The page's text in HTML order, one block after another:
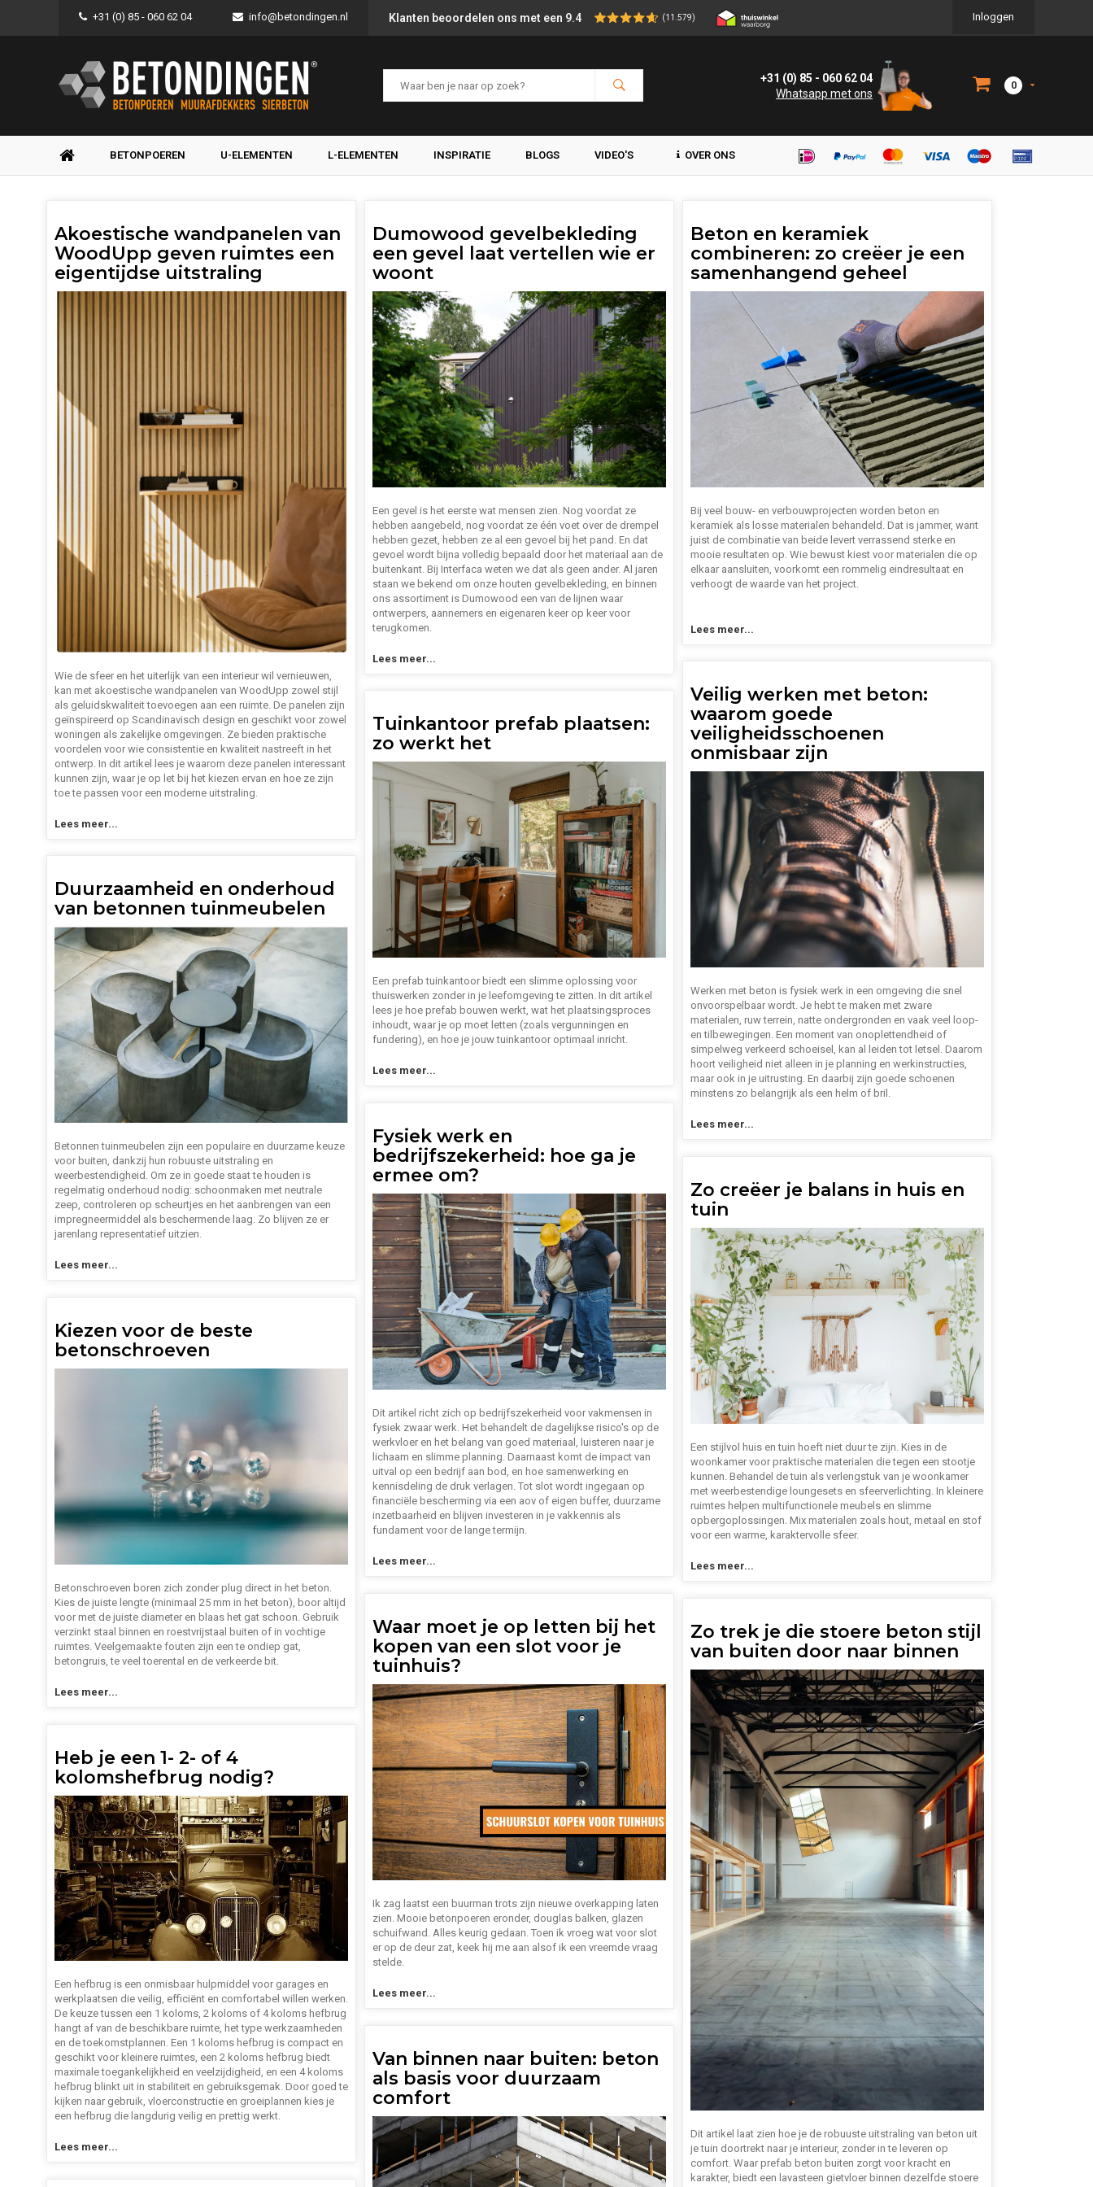
+31 (0) 85 - 060 62 04 info@betondingen.nl Klanten beoordelen ons met een 9.4 (11.579) Inloggen
+31 (0) 85 - 060 62 04
Whatsapp met ons
0
BETONPOEREN U-ELEMENTEN L-ELEMENTEN INSPIRATIE BLOGS VIDEO'S OVER ONS
Akoestische wandpanelen van
WoodUpp geven ruimtes een
eigentijdse uitstraling
Wie de sfeer en het uiterlijk van een interieur wil vernieuwen,
kan met akoestische wandpanelen van WoodUpp zowel stijl
als geluidskwaliteit toevoegen aan een ruimte. De panelen zijn
geïnspireerd op Scandinavisch design en geschikt voor zowel
woningen als zakelijke omgevingen. Ze bieden praktische
voordelen voor wie consistentie en kwaliteit nastreeft in het
ontwerp. In dit artikel lees je waarom deze panelen interessant
kunnen zijn, waar je op let bij het kiezen ervan en hoe ze zijn
toe te passen voor een moderne uitstraling.
Lees meer...
Dumowood gevelbekleding
een gevel laat vertellen wie er
woont
Een gevel is het eerste wat mensen zien. Nog voordat ze
hebben aangebeld, nog voordat ze één voet over de drempel
hebben gezet, hebben ze al een gevoel bij het pand. En dat
gevoel wordt bijna volledig bepaald door het materiaal aan de
buitenkant. Bij Interfaca weten we dat als geen ander. Al jaren
staan we bekend om onze houten gevelbekleding, en binnen
ons assortiment is Dumowood een van de lijnen waar
ontwerpers, aannemers en eigenaren keer op keer voor
terugkomen.
Lees meer...
Beton en keramiek
combineren: zo creëer je een
samenhangend geheel
Bij veel bouw- en verbouwprojecten worden beton en
keramiek als losse materialen behandeld. Dat is jammer, want
juist de combinatie van beide levert verrassend sterke en
mooie resultaten op. Wie bewust kiest voor materialen die op
elkaar aansluiten, voorkomt een rommelig eindresultaat en
verhoogt de waarde van het project.
Lees meer...
Veilig werken met beton:
waarom goede
veiligheidsschoenen
onmisbaar zijn
Werken met beton is fysiek werk in een omgeving die snel
onvoorspelbaar wordt. Je hebt te maken met zware
materialen, ruw terrein, natte ondergronden en vaak veel loop-
en tilbewegingen. Een moment van onoplettendheid of
simpelweg verkeerd schoeisel, kan al leiden tot letsel. Daarom
hoort veiligheid niet alleen in je planning en werkinstructies,
maar ook in je uitrusting. En daarbij zijn goede schoenen
minstens zo belangrijk als een helm of bril.
Lees meer...
Tuinkantoor prefab plaatsen:
zo werkt het
Een prefab tuinkantoor biedt een slimme oplossing voor
thuiswerken zonder in je leefomgeving te zitten. In dit artikel
lees je hoe prefab bouwen werkt, wat het plaatsingsproces
inhoudt, waar je op moet letten (zoals vergunningen en
fundering), en hoe je jouw tuinkantoor optimaal inricht.
Lees meer...
Duurzaamheid en onderhoud
van betonnen tuinmeubelen
Betonnen tuinmeubelen zijn een populaire en duurzame keuze
voor buiten, dankzij hun robuuste uitstraling en
weerbestendigheid. Om ze in goede staat te houden is
regelmatig onderhoud nodig: schoonmaken met neutrale
zeep, controleren op scheurtjes en het aanbrengen van een
impregneermiddel als beschermende laag. Zo blijven ze er
jarenlang representatief uitzien.
Lees meer...
Fysiek werk en
bedrijfszekerheid: hoe ga je
ermee om?
Dit artikel richt zich op bedrijfszekerheid voor vakmensen in
fysiek zwaar werk. Het behandelt de dagelijkse risico's op de
werkvloer en het belang van goed materiaal, luisteren naar je
lichaam en slimme planning. Daarnaast komt de impact van
uitval op een bedrijf aan bod, en hoe samenwerking en
kennisdeling de druk verlagen. Tot slot wordt ingegaan op
financiële bescherming via een aov of eigen buffer, duurzame
inzetbaarheid en blijven investeren in je vakkennis als
fundament voor de lange termijn.
Lees meer...
Zo creëer je balans in huis en
tuin
Een stijlvol huis en tuin hoeft niet duur te zijn. Kies in de
woonkamer voor praktische materialen die tegen een stootje
kunnen. Behandel de tuin als verlengstuk van je woonkamer
met weerbestendige loungesets en sfeerverlichting. In kleinere
ruimtes helpen multifunctionele meubels en slimme
opbergoplossingen. Mix materialen zoals hout, metaal en stof
voor een warme, karaktervolle sfeer.
Lees meer...
Kiezen voor de beste
betonschroeven
Betonschroeven boren zich zonder plug direct in het beton.
Kies de juiste lengte (minimaal 25 mm in het beton), boor altijd
voor met de juiste diameter en blaas het gat schoon. Gebruik
verzinkt staal binnen en roestvrijstaal buiten of in vochtige
ruimtes. Veelgemaakte fouten zijn een te ondiep gat,
betongruis, te veel toerental en de verkeerde bit.
Lees meer...
Waar moet je op letten bij het
kopen van een slot voor je
tuinhuis?
Ik zag laatst een buurman trots zijn nieuwe overkapping laten
zien. Mooie betonpoeren eronder, douglas balken, glazen
schuifwand. Alles keurig gedaan. Toen ik vroeg wat voor slot
er op de deur zat, keek hij me aan alsof ik een vreemde vraag
stelde.
Lees meer...
Zo trek je die stoere beton stijl
van buiten door naar binnen
Dit artikel laat zien hoe je de robuuste uitstraling van beton uit
je tuin doortrekt naar je interieur, zonder in te leveren op
comfort. Waar prefab beton buiten zorgt voor kracht en
karakter, biedt een lavasteen gietvloer binnen dezelfde stoere
Heb je een 1- 2- of 4
kolomshefbrug nodig?
Een hefbrug is een onmisbaar hulpmiddel voor garages en
werkplaatsen die veilig, efficiënt en comfortabel willen werken.
De keuze tussen een 1 koloms, 2 koloms of 4 koloms hefbrug
hangt af van de beschikbare ruimte, het type werkzaamheden
en de toekomstplannen. Een 1 koloms hefbrug is compact en
geschikt voor kleinere ruimtes, een 2 koloms hefbrug biedt
maximale toegankelijkheid en veelzijdigheid, en een 4 koloms
hefbrug blinkt uit in stabiliteit en gebruiksgemak. Door goed te
kijken naar gebruik, vloerconstructie en groeiplannen kies je
een hefbrug die langdurig veilig en prettig werkt.
Lees meer...
Van binnen naar buiten: beton
als basis voor duurzaam
comfort